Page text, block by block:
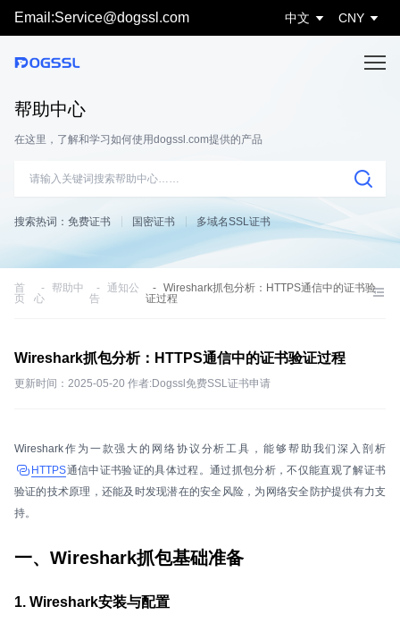
Email:Service@dogssl.com 中文 CNY
帮助中心
在这里，了解和学习如何使用dogssl.com提供的产品
搜索热词： 免费证书 国密证书 多域名SSL证书
首
页
帮助中
心
通知公
告
Wireshark抓包分析：HTTPS通信中的证书验
证过程
Wireshark抓包分析：HTTPS通信中的证书验证过程
更新时间：2025-05-20 作者:Dogssl免费SSL证书申请
Wireshark作为一款强大的网络协议分析工具，能够帮助我们深入剖析
HTTPS通信中证书验证的具体过程。通过抓包分析，不仅能直观了解证书
验证的技术原理，还能及时发现潜在的安全风险，为网络安全防护提供有力支
持。
一、Wireshark抓包基础准备
1. Wireshark安装与配置